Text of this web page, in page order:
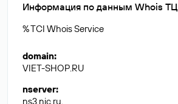
Информация по данным Whois
% TCI Whois Service
domain:
VIET-SHOP.RU
nserver:
ns3.nic.ru.